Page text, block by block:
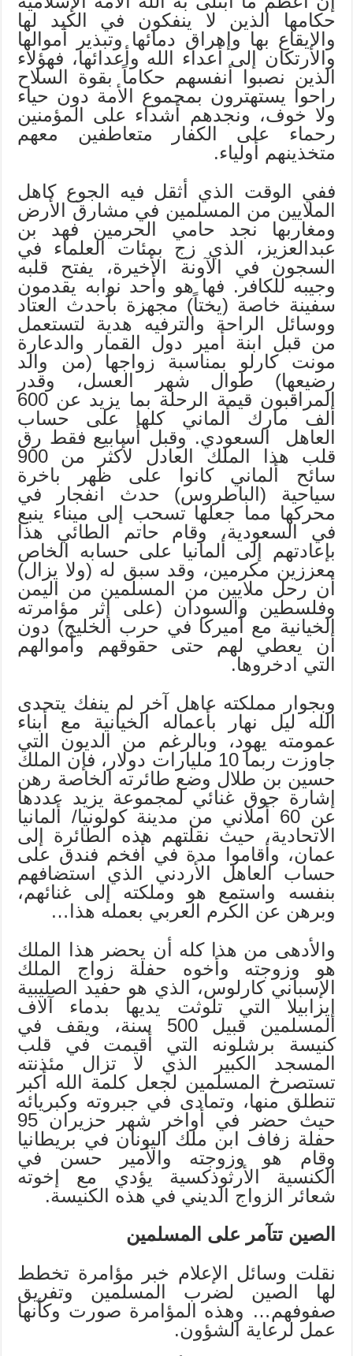
حكامها الذين لا ينفكون في الكيد لها
والإيقاع بها وإهراق دمائها وتبذير أموالها
والارتكان إلى أعداء الله وأعدائها، فهؤلاء
الذين نصبوا أنفسهم حكاماً بقوة السلاح
راحوا يستهترون بمجموع الأمة دون حياء
ولا خوف، ونجدهم أشداء على المؤمنين
رحماء على الكفار متعاطفين معهم
متخذينهم أولياء.
ففي الوقت الذي أثقل فيه الجوع كاهل
الملايين من المسلمين في مشارق الأرض
ومغاربها نجد حامي الحرمين فهد بن
عبدالعزيز، الذي زج بمئات العلماء في
السجون في الآونة الأخيرة، يفتح قلبه
وجيبه للكافر. فها هو وأحد نوابه يقدمون
سفينة خاصة (يختاً) مجهزة بأحدث العتاد
ووسائل الراحة والترفيه هدية لتستعمل
من قبل ابنة أمير دول القمار والدعارة
مونت كارلو بمناسبة زواجها (من والد
رضيعها) طوال شهر العسل، وقدر
المراقبون قيمة الرحلة بما يزيد عن 600
ألف مارك ألماني كلها على حساب
العاهل السعودي. وقبل أسابيع فقط رق
قلب هذا الملك العادل لأكثر من 900
سائح ألماني كانوا على ظهر باخرة
سياحية (الباطروس) حدث انفجار في
محركها مما جعلها تسحب إلى ميناء ينبع
في السعودية، وقام حاتم الطائي هذا
بإعادتهم إلى ألمانيا على حسابه الخاص
معززين مكرمين، وقد سبق له (ولا يزال)
أن رحل ملايين من المسلمين من اليمن
وفلسطين والسودان (على إثر مؤامرته
الخيانية مع أميركا في حرب الخليج) دون
أن يعطي لهم حتى حقوقهم وأموالهم
التي ادخروها.
وبجوار مملكته عاهل آخر لم ينفك يتحدى
الله ليل نهار بأعماله الخيانية مع أبناء
عمومته يهود، وبالرغم من الديون التي
جاوزت ربما 10 مليارات دولار، فإن الملك
حسين بن طلال وضع طائرته الخاصة رهن
إشارة جوق غنائي لمجموعة يزيد عددها
عن 60 أملاني من مدينة كولونيا/ ألمانيا
الاتحادية، حيث نقلتهم هذه الطائرة إلى
عمان، وأقاموا مدة في أفخم فندق على
حساب العاهل الأردني الذي استضافهم
بنفسه واستمع هو وملكته إلى غنائهم،
وبرهن عن الكرم العربي بعمله هذا…
والأدهى من هذا كله أن يحضر هذا الملك
هو وزوجته وأخوه حفلة زواج الملك
الإسباني كارلوس، الذي هو حفيد الصليبية
إيزابيلا التي تلوثت يديها بدماء آلاف
المسلمين قبيل 500 سنة، ويقف في
كنيسة برشلونه التي أقيمت في قلب
المسجد الكبير الذي لا تزال مئذنته
تستصرخ المسلمين لجعل كلمة الله أكبر
تنطلق منها، وتمادى في جبروته وكبريائه
حيث حضر في أواخر شهر حزيران 95
حفلة زفاف ابن ملك اليونان في بريطانيا
وقام هو وزوجته والأمير حسن في
الكنسية الأرثوذكسية يؤدي مع إخوته
شعائر الزواج الديني في هذه الكنيسة.
الصين تتآمر على المسلمين
نقلت وسائل الإعلام خبر مؤامرة تخطط
لها الصين لضرب المسلمين وتفريق
صفوفهم… وهذه المؤامرة صورت وكأنها
عمل لرعاية الشؤون.